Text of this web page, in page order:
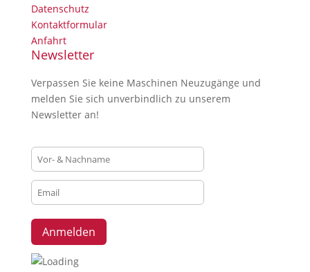
Datenschutz
Kontaktformular
Anfahrt
Newsletter
Verpassen Sie keine Maschinen Neuzugänge und
melden Sie sich unverbindlich zu unserem
Newsletter an!